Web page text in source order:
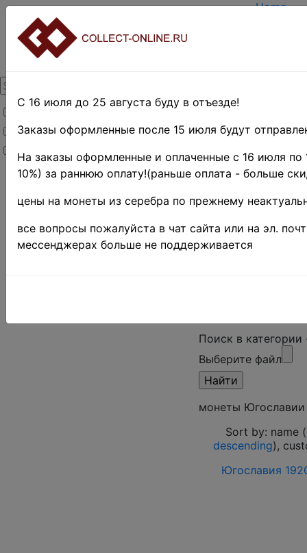
Товары со скидкой
Товары в наличии
Новинки
Home
TERMS
Home»
Coins»
Иностранные
монеты»
Europe»
Поиск в
Выберите файл
монеты Югославии
Sort by: name (
descending),
Югославия
С 16 июля до 25 августа буду в отъезде!
Заказы оформленные после 15 июля будут
На заказы оформленные и оплаченные с 16 июля по
10%) за раннюю оплату!(раньше оплата - больше
цены на монеты из серебра по прежнему
все вопросы пожалуйста в чат сайта или на эл.
мессенджерах больше не поддерживается